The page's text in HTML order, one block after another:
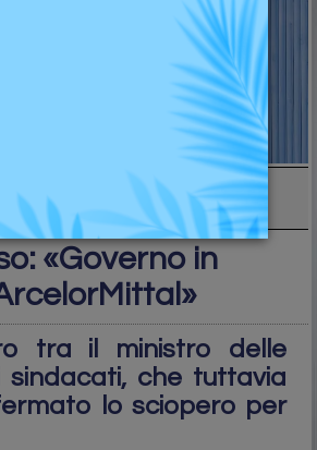
in attesa di ArcelorMittal...
«Governo in
tra il ministro delle
sindacati, che tuttavia
lo sciopero per